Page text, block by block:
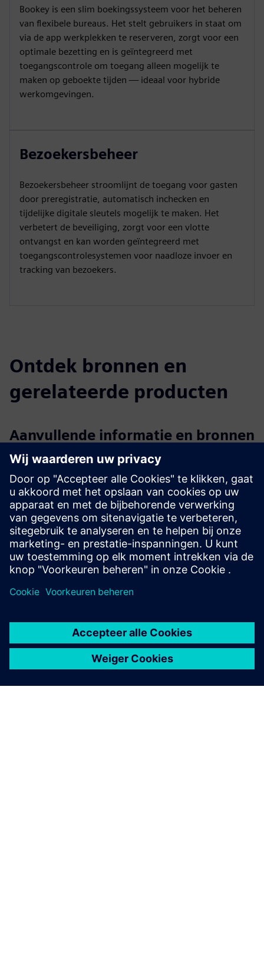
Bookey is een slim boekingssysteem voor het beheren
van flexibele bureaus. Het stelt gebruikers in staat om
via de app werkplekken te reserveren, zorgt voor een
optimale bezetting en is geïntegreerd met
toegangscontrole om toegang alleen mogelijk te
maken op geboekte tijden — ideaal voor hybride
werkomgevingen.
Bezoekersbeheer
Bezoekersbeheer stroomlijnt de toegang voor gasten
door preregistratie, automatisch inchecken en
tijdelijke digitale sleutels mogelijk te maken. Het
verbetert de beveiliging, zorgt voor een vlotte
ontvangst en kan worden geïntegreerd met
toegangscontrolesystemen voor naadloze invoer en
tracking van bezoekers.
Ontdek bronnen en
gerelateerde producten
Aanvullende informatie en bronnen
Ontdek onze Luckey-oplossing
Voordelen van Cloud Native Access Control
Breid de kracht van uw toegangscontrolesysteem uit met
geavanceerde uitbreidingen
Toegangscontroletechnologie voor innovatief vastgoed
Proptech Perspective: Technologie voor onroerend goed -
online magazine